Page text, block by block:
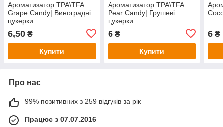
Ароматизатор TPA\TFA
Grape Candy| Виноградні
цукерки
6,50 ₴
Купити
Ароматизатор TPA\TFA
Pear Candy| Грушеві
цукерки
6₴
Купити
6 ₴
Про нас
99% позитивних з 259 відгуків за рік
Працює з 07.07.2016